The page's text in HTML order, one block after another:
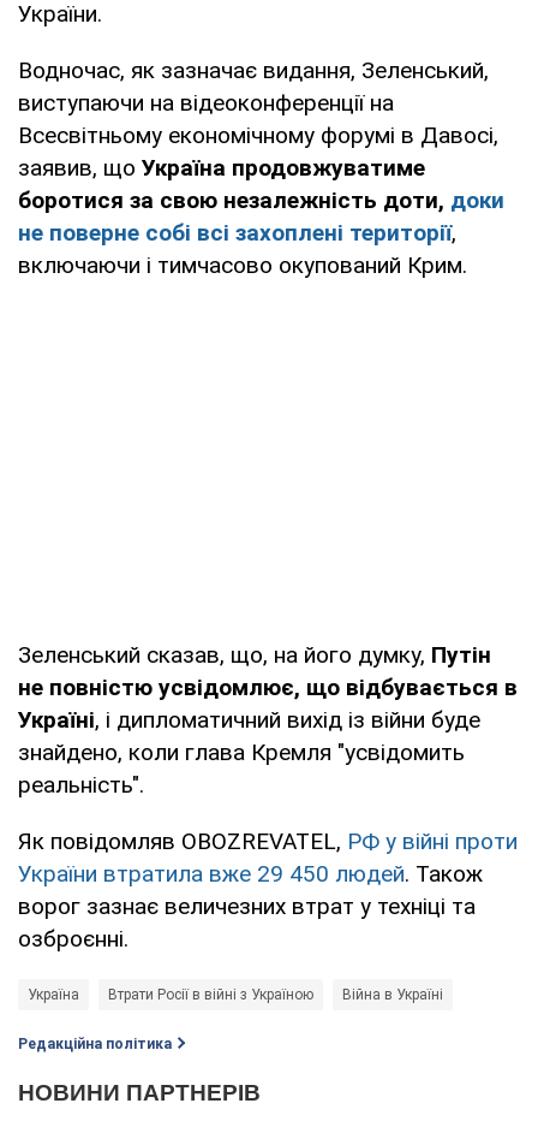
України.
Водночас, як зазначає видання, Зеленський,
виступаючи на відеоконференції на
Всесвітньому економічному форумі в Давосі,
заявив, що Україна продовжуватиме
боротися за свою незалежність доти, доки
не поверне собі всі захоплені території,
включаючи і тимчасово окупований Крим.
Зеленський сказав, що, на його думку, Путін
не повністю усвідомлює, що відбувається в
Україні, і дипломатичний вихід із війни буде
знайдено, коли глава Кремля "усвідомить
реальність".
Як повідомляв OBOZREVATEL, РФ у війні проти
України втратила вже 29 450 людей. Також
ворог зазнає величезних втрат у техніці та
озброєнні.
Україна Втрати Росії в війні з Україною Війна в Україні
Редакційна політика